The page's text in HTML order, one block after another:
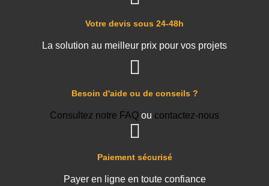
Paiement sécurisé
Payer en ligne en toute confiance
Besoin d'aide ou de conseils ?
Consultez notre FAQ ou contactez-nous
Votre devis sous 24-48h
La solution au meilleur prix pour vos projets